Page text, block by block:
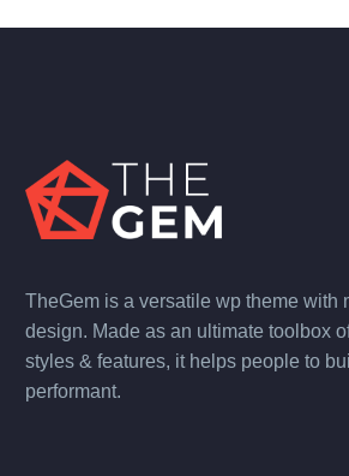
TheGem is a versatile wp theme with
design. Made as an ultimate toolbox
styles & features, it helps people to
performant.